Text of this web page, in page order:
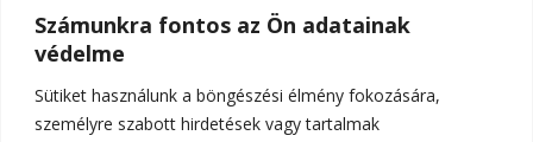
Számunkra fontos az Ön adatainak
védelme
Sütiket használunk a böngészési élmény fokozására,
személyre szabott hirdetések vagy tartalmak
Sport
Tudomány